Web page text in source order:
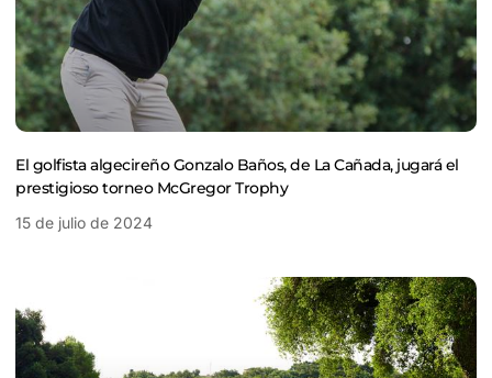
El golfista algecireño Gonzalo Baños, de La Cañada, jugará el
prestigioso torneo McGregor Trophy
15 de julio de 2024